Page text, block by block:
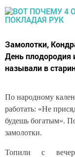
Замолотки,
День плодородия
называли в
По народному
работать: «Не
будешь богатым».
замолотки.
Топили с